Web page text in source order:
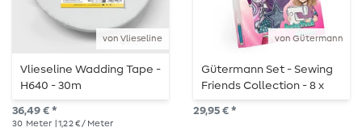
von Vlieseline
Vlieseline Wadding Tape -
H640 - 30m
36,49 € *
30 Meter | 1,22 € / Meter
von Gütermann
Gütermann Set - Sewing
Friends Collection - 8 x
100m mit 3 Applikationen
29,95 € *